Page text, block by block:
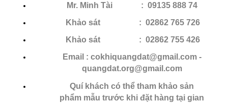
Mr. Minh Tài : 09135 888 74
Khảo sát : 02862 765 726
Khảo sát : 02862 755 426
Email : cokhiquangdat@gmail.com -
quangdat.org@gmail.com
Quí khách có thể tham khảo sản
phẩm mẫu trước khi đặt hàng tại gian